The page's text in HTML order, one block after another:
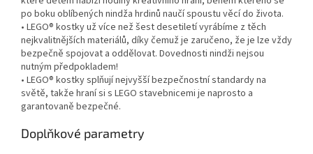
po boku oblíbených nindža hrdinů naučí spoustu věcí do života.
• LEGO® kostky už více než šest desetiletí vyrábíme z těch
nejkvalitnějších materiálů, díky čemuž je zaručeno, že je lze vždy
bezpečně spojovat a oddělovat. Dovednosti nindži nejsou
nutným předpokladem!
• LEGO® kostky splňují nejvyšší bezpečnostní standardy na
světě, takže hraní si s LEGO stavebnicemi je naprosto a
garantovaně bezpečné.
Doplňkové parametry